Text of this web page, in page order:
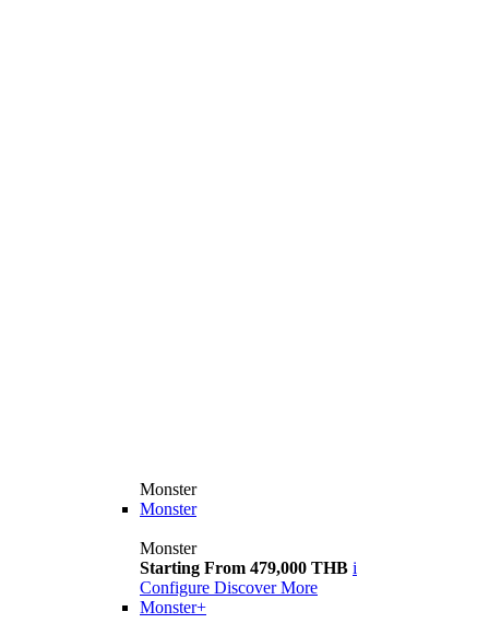
Monster
Monster
Monster
Starting From 479,000 THB i
Configure Discover More
Monster+